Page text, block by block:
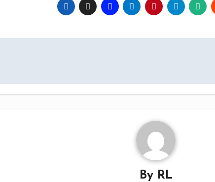
By RL